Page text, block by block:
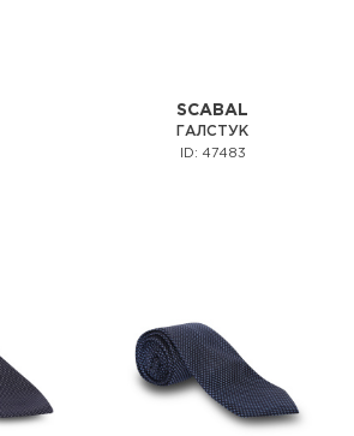
SCABAL
ГАЛСТУК
ID: 47483